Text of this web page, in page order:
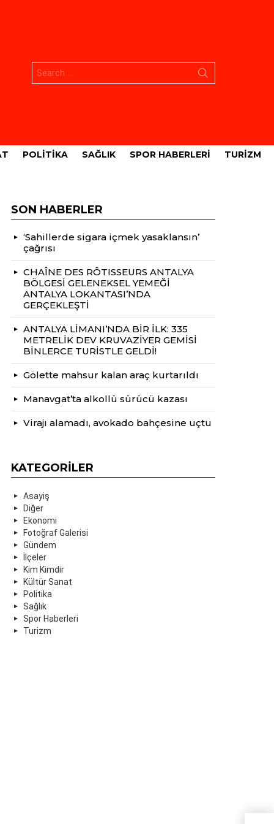
POLITIKA SAĞLIK SPOR HABERLERI TURIZM
SON HABERLER
‘Sahillerde sigara içmek yasaklansın’
çağrısı
CHAÎNE DES RÔTISSEURS ANTALYA
BÖLGESİ GELENEKSEL YEMEĞİ
ANTALYA LOKANTASI’NDA
GERÇEKLEŞTİ
ANTALYA LİMANI’NDA BİR İLK: 335
METRELİK DEV KRUVAZİYER GEMİSİ
BİNLERCE TURİSTLE GELDİ!
Gölette mahsur kalan araç kurtarıldı
Manavgat’ta alkollü sürücü kazası
Virajı alamadı, avokado bahçesine uçtu
KATEGORILER
Asayiş
Diğer
Ekonomi
Fotoğraf Galerisi
Gündem
İlçeler
Kim Kimdir
Kültür Sanat
Politika
Sağlık
Spor Haberleri
Turizm